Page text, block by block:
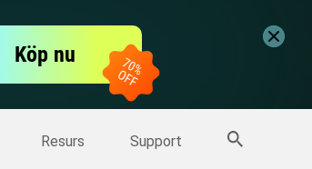
Köp nu
Resurs Support
Fler produkter